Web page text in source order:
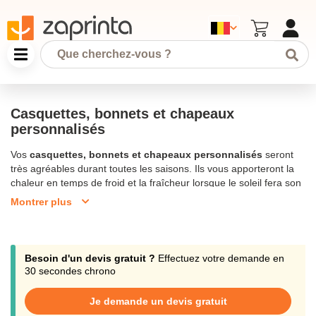
Casquettes, bonnets et chapeaux
personnalisés
Vos casquettes, bonnets et chapeaux personnalisés seront
très agréables durant toutes les saisons. Ils vous apporteront la
chaleur en temps de froid et la fraîcheur lorsque le soleil fera son
apparition. Une impression de votre logo sur ces textiles sera
l'une des meilleures façon de faire la publicité de votre entreprise.
si vous offrez à chacun de vos clients une casquette publicitaire
avec lelogo de votre entreprise
plus vous pouvez choisir entre différentes couleurs, différentes
matières (coton, acrylique, polyester, etc) et différentes tailles
Montrer plus
Besoin d'un devis gratuit ? Effectuez votre demande en
30 secondes chrono
Je demande un devis gratuit